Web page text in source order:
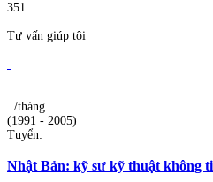
351
Tư vấn giúp tôi
/tháng
(1991 - 2005)
Tuyển:
Nhật Bản: kỹ sư kỹ thuật không